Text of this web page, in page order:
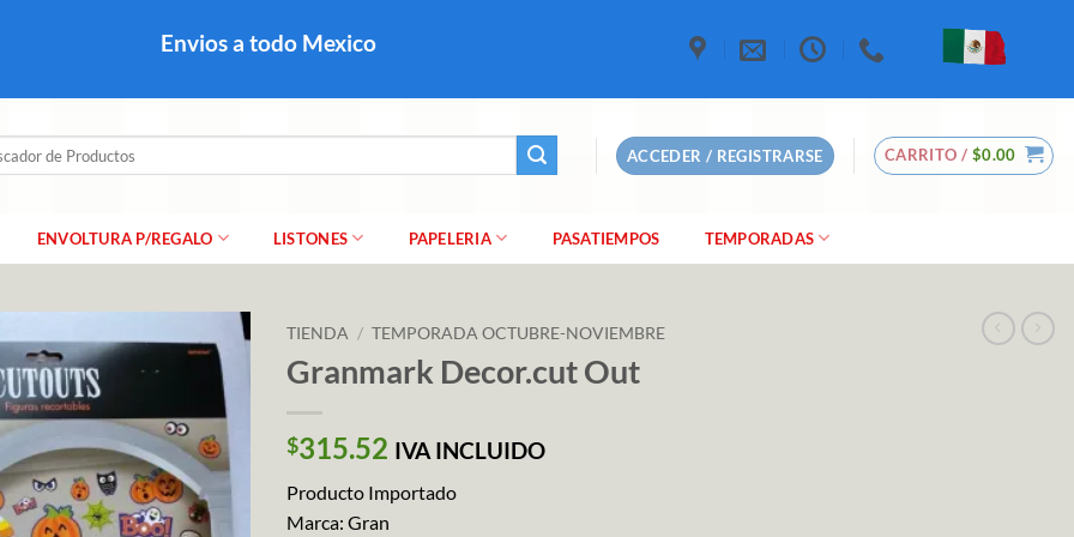
Envios a todo Mexico
ACCEDER / REGISTRARSE CARRITO / $0.00
ENVOLTURA P/REGALO LISTONES PAPELERIA PASATIEMPOS TEMPORADAS
TIENDA / TEMPORADA OCTUBRE-NOVIEMBRE
Granmark Decor.cut Out
$315.52 IVA INCLUIDO
Producto Importado
Marca: Gran